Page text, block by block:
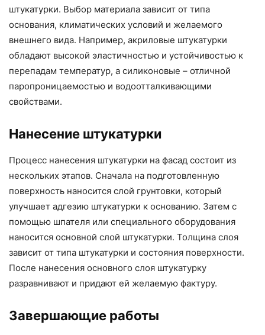
штукатурки. Выбор материала зависит от типа
основания, климатических условий и желаемого
внешнего вида. Например, акриловые штукатурки
обладают высокой эластичностью и устойчивостью к
перепадам температур, а силиконовые – отличной
паропроницаемостью и водоотталкивающими
свойствами.
Нанесение штукатурки
Процесс нанесения штукатурки на фасад состоит из
нескольких этапов. Сначала на подготовленную
поверхность наносится слой грунтовки, который
улучшает адгезию штукатурки к основанию. Затем с
помощью шпателя или специального оборудования
наносится основной слой штукатурки. Толщина слоя
зависит от типа штукатурки и состояния поверхности.
После нанесения основного слоя штукатурку
разравнивают и придают ей желаемую фактуру.
Завершающие работы